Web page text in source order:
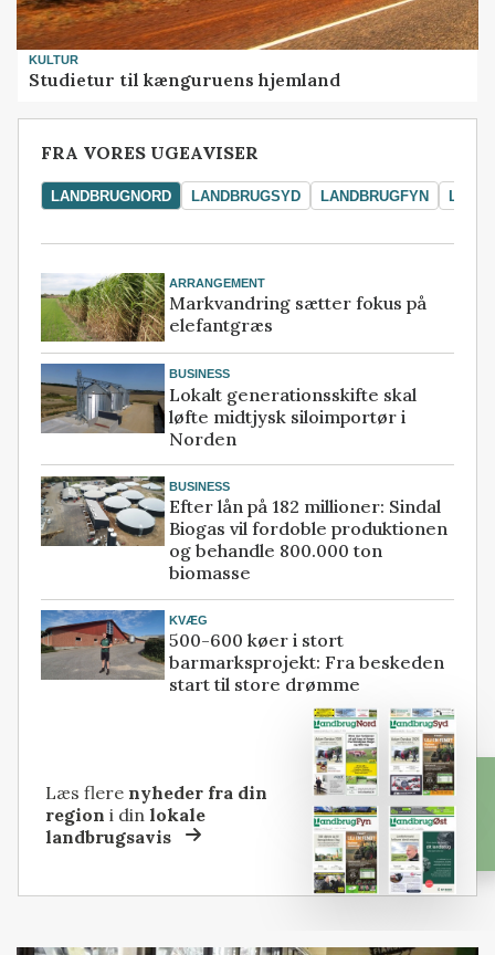
KULTUR
Studietur til kænguruens hjemland
FRA VORES UGEAVISER
LANDBRUGNORD LANDBRUGSYD LANDBRUGFYN
ARRANGEMENT
Markvandring sætter fokus på
elefantgræs
BUSINESS
Lokalt generationsskifte skal
løfte midtjysk siloimportør i
Norden
BUSINESS
Efter lån på 182 millioner: Sindal
Biogas vil fordoble produktionen
og behandle 800.000 ton
biomasse
KVÆG
500-600 køer i stort
barmarksprojekt: Fra beskeden
start til store drømme
Læs flere nyheder fra din
region i dinlokale
landbrugsavis